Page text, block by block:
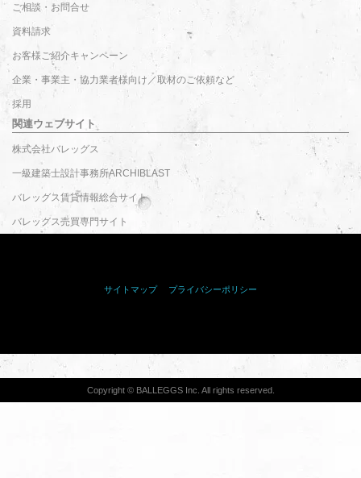
ご相談・お問合せ
資料請求
お客様ご紹介キャンペーン
企業・事業主・協力業者様向け／取材のご依頼など
採用
関連ウェブサイト
株式会社バレッグス
一級建築士設計事務所ARCHIBLAST
バレッグス賃貸情報総合サイト
バレッグス売買専門サイト
サイトマップ｜ プライバシーポリシー
Copyright © BALLEGGS Inc. All rights reserved.
<サイドバー表記>